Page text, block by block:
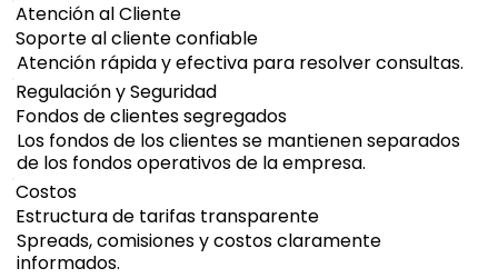
Atención al Cliente
Soporte al cliente confiable
Atención rápida y efectiva para resolver consultas.
Regulación y Seguridad
Fondos de clientes segregados
Los fondos de los clientes se mantienen separados
de los fondos operativos de la empresa.
Costos
Estructura de tarifas transparente
Spreads, comisiones y costos claramente
informados.